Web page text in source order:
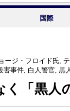
国際
ージ・フロイド氏,
害事件, 白人警官, 黒
く「黒人